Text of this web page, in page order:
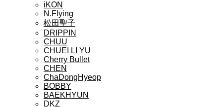
iKON
N.Flying
松田聖子
DRIPPIN
CHUU
CHUEI LI YU
Cherry Bullet
CHEN
ChaDongHyeop
BOBBY
BAEKHYUN
DKZ